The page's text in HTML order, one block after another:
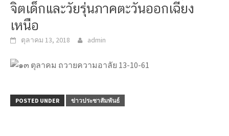
จิตเด็กและวัยรุ่นภาคตะวันออกเฉียง
เหนือ
ตุลาคม 13, 2018 admin
POSTED UNDER ข่าวประชาสัมพันธ์